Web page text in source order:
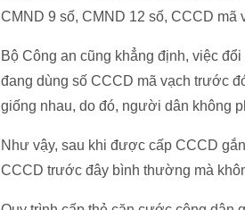
CMND 9 số, CMND 12 số, CCCD mã
Bộ Công an cũng khẳng định, việc
đang dùng số CCCD mã vạch trước
giống nhau, do đó, người dân không
Như vậy, sau khi được cấp CCCD
CCCD trước đây bình thường mà